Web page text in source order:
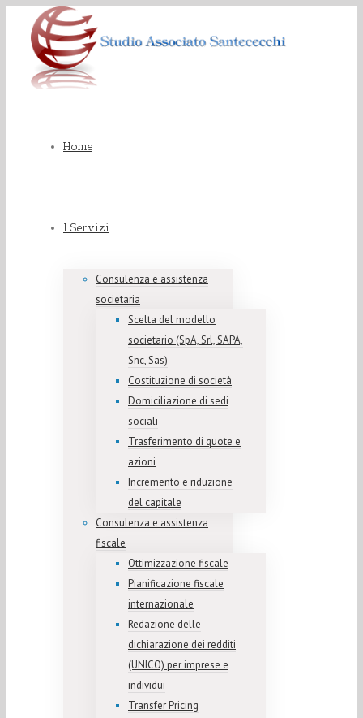
Home
I Servizi
Consulenza e assistenza
societaria
Scelta del modello
societario (SpA, Srl, SAPA,
Snc, Sas)
Costituzione di società
Domiciliazione di sedi
sociali
Trasferimento di quote e
azioni
Incremento e riduzione
del capitale
Consulenza e assistenza
fiscale
Ottimizzazione fiscale
Pianificazione fiscale
internazionale
Redazione delle
dichiarazione dei redditi
(UNICO) per imprese e
individui
Transfer Pricing